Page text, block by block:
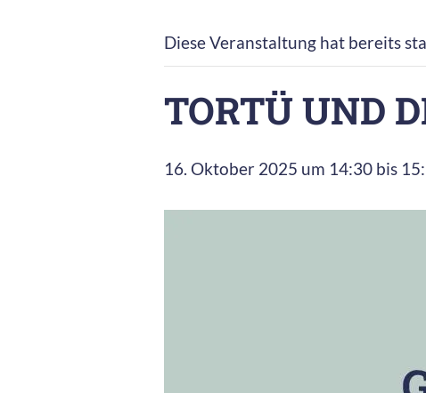
Diese Veranstaltung hat bereits
TORTÜ UND
16. Oktober 2025 um 14:30 bis